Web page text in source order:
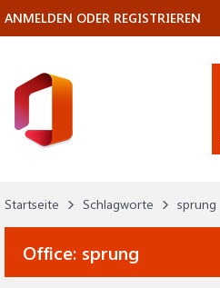
Startseite Schlagworte sprung
Office: sprung
ANMELDEN ODER REGISTRIEREN